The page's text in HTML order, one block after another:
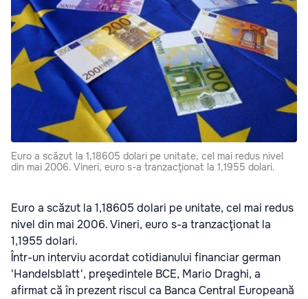
Euro a scăzut la 1,18605 dolari pe unitate, cel mai redus nivel
din mai 2006. Vineri, euro s-a tranzacţionat la 1,1955 dolari.
Euro a scăzut la 1,18605 dolari pe unitate, cel mai redus
nivel din mai 2006. Vineri, euro s-a tranzacţionat la
1,1955 dolari.
Într-un interviu acordat cotidianului financiar german
'Handelsblatt', preşedintele BCE, Mario Draghi, a
afirmat că în prezent riscul ca Banca Central Europeană